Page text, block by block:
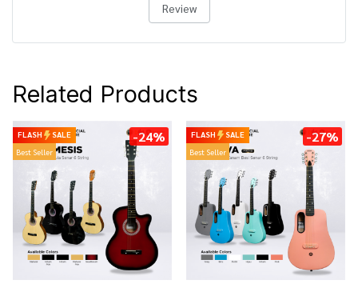
Review
Related Products
FLASH
SALE
Best Seller
-24% FLASH
SALE
Best Seller
-27%